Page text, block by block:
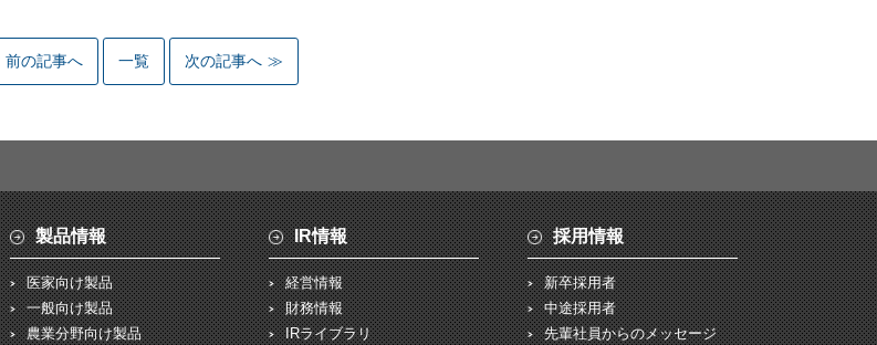
前の記事へ 一覧 次の記事へ
製品情報
医家向け製品
一般向け製品
農業分野向け製品
IR情報
経営情報
財務情報
IRライブラリ
採用情報
新卒採用者
中途採用者
先輩社員からのメッセージ